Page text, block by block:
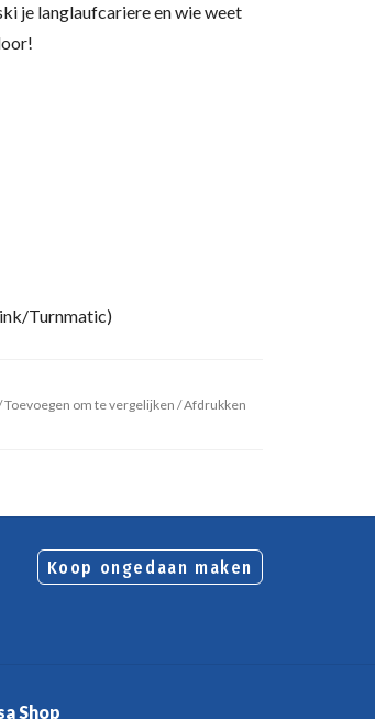
je langlaufcariere en wie weet
Turnmatic)
Toevoegen om te vergelijken /Afdrukken
Koop ongedaan maken
Shop